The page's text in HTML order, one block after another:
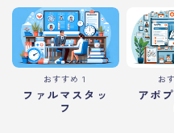
おすすめ１
ファルマスタッ
フ
お
アポ